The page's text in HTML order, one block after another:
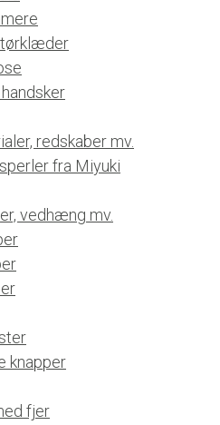
redskaber mv.
fra Miyuki
vedhæng mv.
knapper
fjer